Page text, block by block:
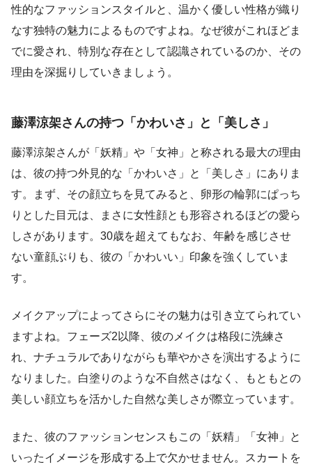
性的なファッションスタイルと、温かく優しい性格が織り
なす独特の魅力によるものですよね。なぜ彼がこれほどま
でに愛され、特別な存在として認識されているのか、その
理由を深掘りしていきましょう。
藤澤涼架さんの持つ「かわいさ」と「美しさ」
藤澤涼架さんが「妖精」や「女神」と称される最大の理由
は、彼の持つ外見的な「かわいさ」と「美しさ」にありま
す。まず、その顔立ちを見てみると、卵形の輪郭にぱっち
りとした目元は、まさに女性顔とも形容されるほどの愛ら
しさがあります。30歳を超えてもなお、年齢を感じさせ
ない童顔ぶりも、彼の「かわいい」印象を強くしていま
す。
メイクアップによってさらにその魅力は引き立てられてい
ますよね。フェーズ2以降、彼のメイクは格段に洗練さ
れ、ナチュラルでありながらも華やかさを演出するように
なりました。白塗りのような不自然さはなく、もともとの
美しい顔立ちを活かした自然な美しさが際立っています。
また、彼のファッションセンスもこの「妖精」「女神」と
いったイメージを形成する上で欠かせません。スカートを